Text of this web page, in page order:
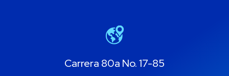
Carrera 80a No. 17-85